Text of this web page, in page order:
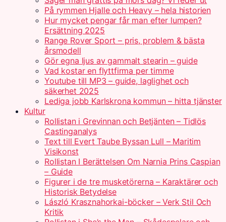
På rymmen Hjalle och Heavy – hela historien
Hur mycket pengar får man efter lumpen?
Ersättning 2025
Range Rover Sport – pris, problem & bästa
årsmodell
Gör egna ljus av gammalt stearin – guide
Vad kostar en flyttfirma per timme
Youtube till MP3 – guide, laglighet och
säkerhet 2025
Lediga jobb Karlskrona kommun – hitta tjänster
Kultur
Rollistan i Grevinnan och Betjänten – Tidlös
Castinganalys
Text till Evert Taube Byssan Lull – Maritim
Visikonst
Rollistan I Berättelsen Om Narnia Prins Caspian
– Guide
Figurer i de tre musketörerna – Karaktärer och
Historisk Betydelse
László Krasznahorkai-böcker – Verk Stil Och
Kritik